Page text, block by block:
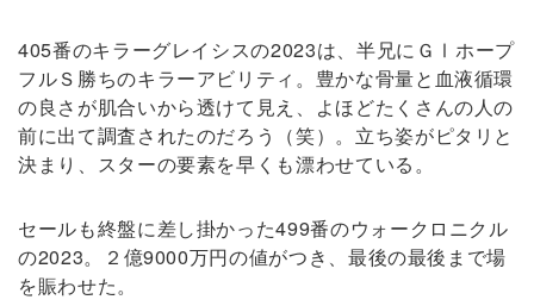
405番のキラーグレイシスの2023は、半兄にＧⅠホープ
フルＳ勝ちのキラーアビリティ。豊かな骨量と血液循環
の良さが肌合いから透けて見え、よほどたくさんの人の
前に出て調査されたのだろう（笑）。立ち姿がピタリと
決まり、スターの要素を早くも漂わせている。
セールも終盤に差し掛かった499番のウォークロニクル
の2023。２億9000万円の値がつき、最後の最後まで場
を賑わせた。